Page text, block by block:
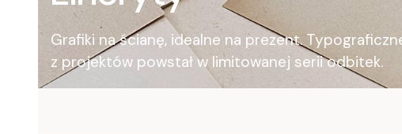
Grafiki na ścianę, idealne na prezent.
z projektów powstał w limitowanej serii odbitek.